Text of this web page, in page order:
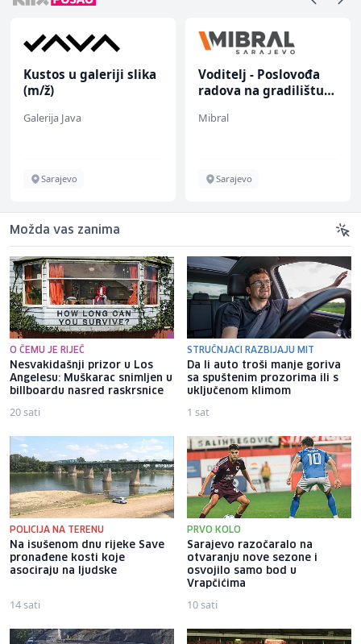
Kustos u galeriji slika
(m/ž)
Galerija Java
Sarajevo
Voditelj - Poslovođa
radova na gradilištu
Mibral
Sarajevo
Možda vas zanima
O ČEMU JE RIJEČ
Nesvakidašnji prizor u Los
Angelesu: Muškarac snimljen u
billboardu nasred raskrsnice
20 sati
STRUČNJACI RAZBIJAJU MIT
Da li auto troši manje goriva
sa spuštenim prozorima ili s
uključenom klimom
1 sat
POLICIJA NA TERENU
Na isušenom dnu rijeke Save
pronađene kosti koje
asociraju na ljudske
14 sati
PRVO KOLO
Sarajevo razočaralo na
otvaranju nove sezone i
osvojilo samo bod u
Vrapčićima
10 sati